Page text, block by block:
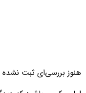
هنوز بررسی‌ای ثبت